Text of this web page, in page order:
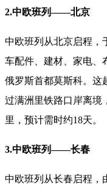
2.中欧班列——北京
中欧班列从北京启程，
车配件、建材、家电、
俄罗斯首都莫斯科。这
过满洲里铁路口岸离境
里，预计需时约18天。
3.中欧班列——长春
中欧班列从长春启程，